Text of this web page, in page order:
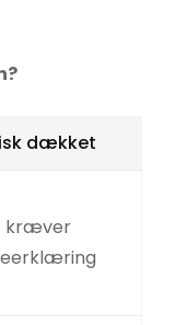
dækket
kræver